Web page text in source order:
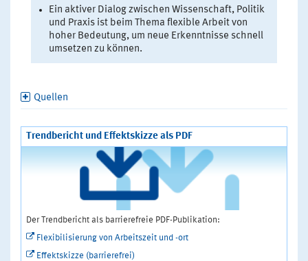
Ein aktiver Dialog zwischen Wissenschaft, Politik
und Praxis ist beim Thema flexible Arbeit von
hoher Bedeutung, um neue Erkenntnisse schnell
umsetzen zu können.
Quellen
Trendbericht und Effektskizze als PDF
Der Trendbericht als barrierefreie PDF-Publikation:
Flexibilisierung von Arbeitszeit und -ort
Effektskizze (barrierefrei)